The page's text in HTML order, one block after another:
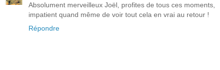
Absolument merveilleux Joël, profites de tous ces moments,
impatient quand même de voir tout cela en vrai au retour !
Répondre